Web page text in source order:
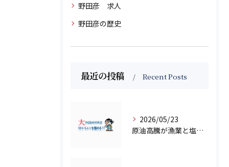
野田彦 求人
野田彦の歴史
最近の投稿 Recent Posts
2026/05/23
原油高騰が漁業と塩干物仲卸に与える影響